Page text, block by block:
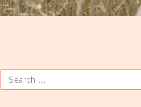
Search
for: